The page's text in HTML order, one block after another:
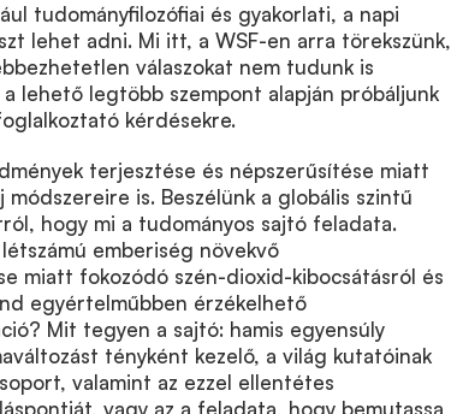
tudományfilozófiai és gyakorlati, a napi
lehet adni. Mi itt, a WSF-en arra törekszünk,
válaszokat nem tudunk is
lehető legtöbb szempont alapján próbáljunk
kérdésekre.
terjesztése és népszerűsítése miatt
is. Beszélünk a globális szintű
hogy mi a tudományos sajtó feladata.
emberiség növekvő
miatt fokozódó szén-dioxid-kibocsátásról és
egyértelműbben érzékelhető
Mit tegyen a sajtó: hamis egyensúly
tényként kezelő, a világ kutatóinak
valamint az ezzel ellentétes
vagy az a feladata, hogy bemutassa